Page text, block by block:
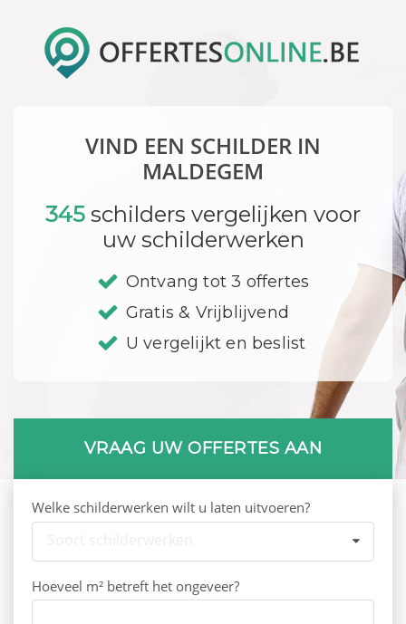
VIND EEN SCHILDER IN
MALDEGEM
345 schilders vergelijken voor
uw schilderwerken
Ontvang tot 3 offertes
Gratis & Vrijblijvend
U vergelijkt en beslist
VRAAG UW OFFERTES AAN
Welke schilderwerken wilt u laten uitvoeren?
Hoeveel m² betreft het ongeveer?